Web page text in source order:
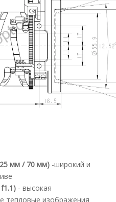
мм / 70 мм) -широкий и
- высокая
тепловые изображения